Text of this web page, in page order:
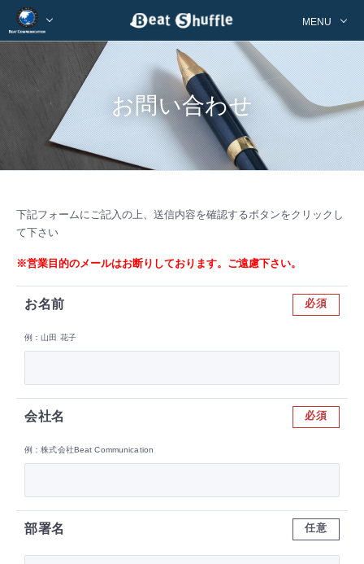
MENU
お問い合わせ
下記フォームにご記入の上、送信内容を確認するボタンをクリックし
て下さい
※営業目的のメールはお断りしております。ご遠慮下さい。
お名前 必須
例：山田 花子
会社名 必須
例：株式会社Beat Communication
部署名 任意